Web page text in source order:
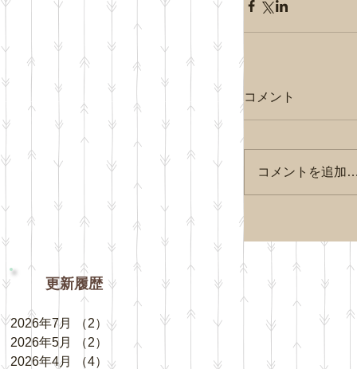
コメント
コメントを追加
更新履歴
2026年7月 （2）2件の記事
2026年5月
（2）
2件の記事
2026年4月
（4） 4件の記事